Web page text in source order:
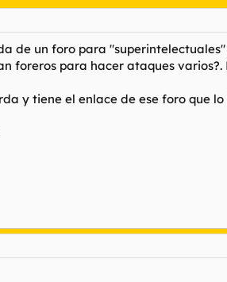
de un foro para
foreros para hacer ataques
y tiene el enlace de ese foro que